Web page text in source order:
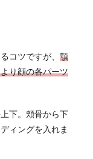
コツですが、 顎
り顔の各パーツ
下。頬骨から下
ィングを入れま